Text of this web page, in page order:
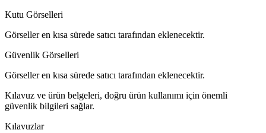
Kutu Görselleri
Görseller en kısa sürede satıcı tarafından eklenecektir.
Güvenlik Görselleri
Görseller en kısa sürede satıcı tarafından eklenecektir.
Kılavuz ve ürün belgeleri, doğru ürün kullanımı için önemli
güvenlik bilgileri sağlar.
Kılavuzlar